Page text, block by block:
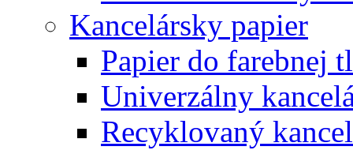
Kancelársky papier
Papier do farebnej
Univerzálny
Recyklovaný